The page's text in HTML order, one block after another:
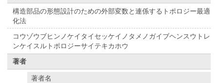
構造部品の形態設計のための外部変数と連係するトポロジー最適
化法
コウゾウブヒンノケイタイセッケイノタメノガイブヘンスウトレ
ンケイスルトポロジーサイテキカホウ
著者
著者名